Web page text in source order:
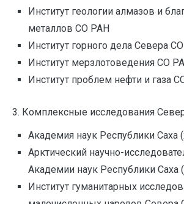
Институт геологии алмазов и
металлов СО РАН
Институт горного дела Севера
Институт мерзлотоведения СО
Институт проблем нефти и газа
3. Комплексные исследования
Академия наук Республики Саха
Арктический научно-
Академии наук Республики Саха
Институт гуманитарных